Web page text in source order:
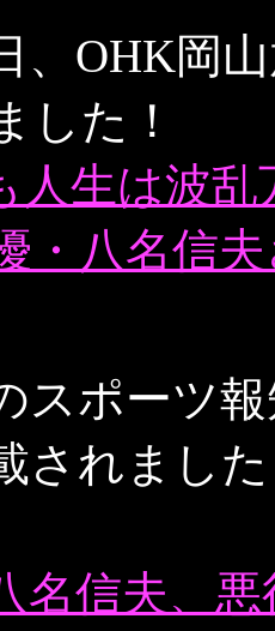
、OHK岡
した！
人生は波
八名信夫
スポーツ
されまし
名信夫、